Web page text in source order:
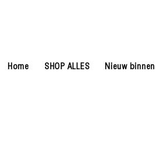
Home SHOP ALLES Nieuw binnen